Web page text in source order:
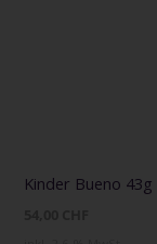
Kinder Bueno 43g